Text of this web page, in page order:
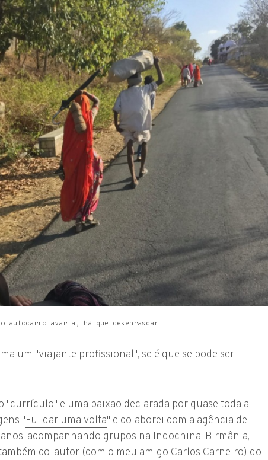
o autocarro avaria, há que desenrascar
um "viajante profissional", se é que se pode ser
"currículo" e uma paixão declarada por quase toda a
"Fui dar uma volta" e colaborei com a agência de
acompanhando grupos na Indochina, Birmânia,
co-autor (com o meu amigo Carlos Carneiro) do